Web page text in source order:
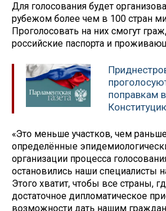
Для голосования будет
рубежом более чем в 100 стран
Проголосовать на них смогут
российские паспорта и
поправкам в
«Это меньше участков, чем
определённые
организации процесса
остановились наши специалисты
Этого хватит, чтобы все страны,
достаточное дипломатическое
возможности дать нашим